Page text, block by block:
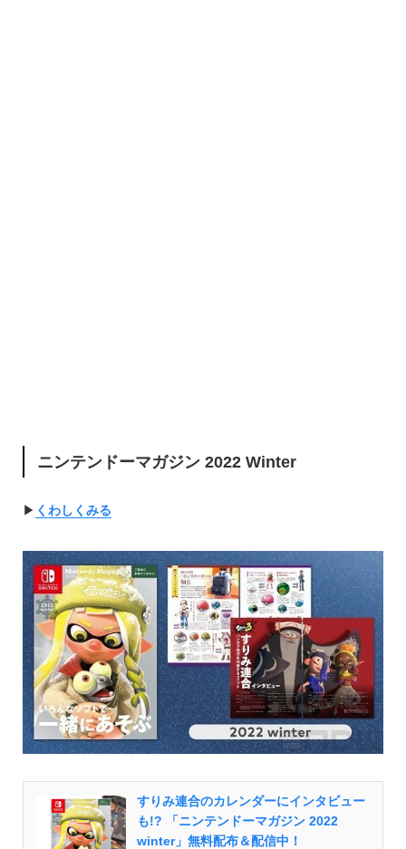
ニンテンドーマガジン 2022 Winter
▶︎ くわしくみる
すりみ連合のカレンダーにインタビュー
も!? 「ニンテンドーマガジン 2022
winter」無料配布＆配信中！